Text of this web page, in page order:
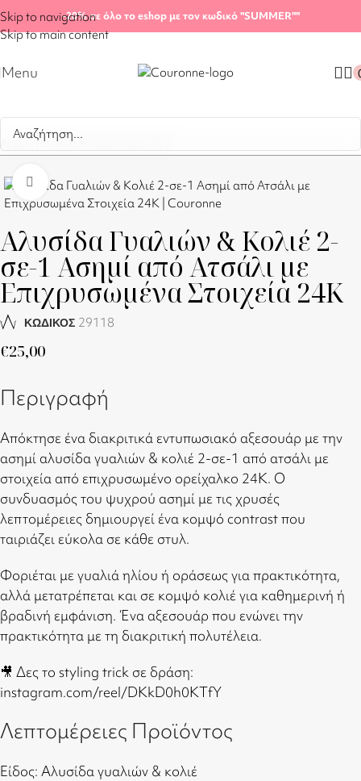
Skip to navigation
Skip to main content
-20%σε όλο το eshop με τον κωδικό "SUMMER""
Menu
Αρχική σελίδα
Click to enlarge
Αλυσίδα Γυαλιών & Κολιέ 2-
σε-1 Ασημί από Ατσάλι με
Επιχρυσωμένα Στοιχεία 24Κ
ΚΩΔΙΚΟΣ 29118
€25,00
Περιγραφή
Απόκτησε ένα διακριτικά εντυπωσιακό αξεσουάρ με την
ασημί αλυσίδα γυαλιών & κολιέ 2-σε-1 από ατσάλι με
στοιχεία από επιχρυσωμένο ορείχαλκο 24Κ. Ο
συνδυασμός του ψυχρού ασημί με τις χρυσές
λεπτομέρειες δημιουργεί ένα κομψό contrast που
ταιριάζει εύκολα σε κάθε στυλ.
Φοριέται με γυαλιά ηλίου ή οράσεως για πρακτικότητα,
αλλά μετατρέπεται και σε κομψό κολιέ για καθημερινή ή
βραδινή εμφάνιση. Ένα αξεσουάρ που ενώνει την
πρακτικότητα με τη διακριτική πολυτέλεια.
🎥 Δες το styling trick σε δράση:
instagram.com/reel/DKkD0h0KTfY
Λεπτομέρειες Προϊόντος
Είδος: Αλυσίδα γυαλιών & κολιέ